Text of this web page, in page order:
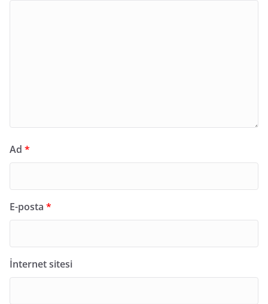
Ad *
E-posta *
İnternet sitesi